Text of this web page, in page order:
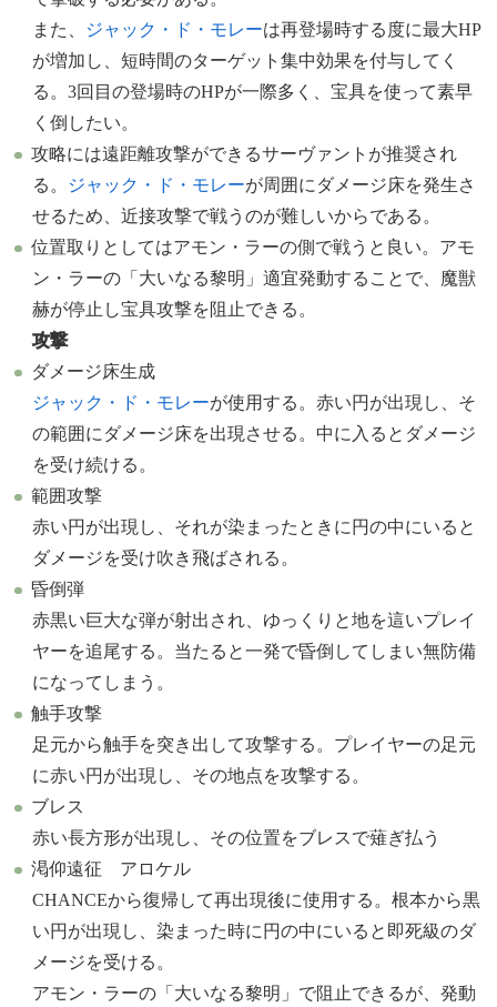
また、
ジャック・ド・モレーは再登場時する度に最大HP
が増加し、短時間のターゲット集中効果を付与してく
る。3回目の登場時のHPが一際多く、宝具を使って素早
く倒したい。
攻略には遠距離攻撃ができるサーヴァントが推奨され
る。
ジャック・ド・モレーが周囲にダメージ床を発生さ
せるため、近接攻撃で戦うのが難しいからである。
位置取りとしてはアモン・ラーの側で戦うと良い。アモ
ン・ラーの「大いなる黎明」適宜発動することで、魔獣
赫が停止し宝具攻撃を阻止できる。
攻撃
ダメージ床生成
ジャック・ド・モレーが使用する。赤い円が出現し、そ
の範囲にダメージ床を出現させる。中に入るとダメージ
を受け続ける。
範囲攻撃
赤い円が出現し、それが染まったときに円の中にいると
ダメージを受け吹き飛ばされる。
昏倒弾
赤黒い巨大な弾が射出され、ゆっくりと地を這いプレイ
ヤーを追尾する。当たると一発で昏倒してしまい無防備
になってしまう。
触手攻撃
足元から触手を突き出して攻撃する。プレイヤーの足元
に赤い円が出現し、その地点を攻撃する。
ブレス
赤い長方形が出現し、その位置をブレスで薙ぎ払う
渇仰遠征 アロケル
CHANCEから復帰して再出現後に使用する。根本から黒
い円が出現し、染まった時に円の中にいると即死級のダ
メージを受ける。
アモン・ラーの「大いなる黎明」で阻止できるが、発動